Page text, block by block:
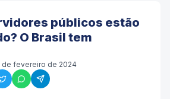
públicos estão
O Brasil tem
de fevereiro de 2024